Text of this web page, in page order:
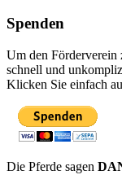
Spenden
Um den Förderverein
schnell und
Klicken Sie einfach
Die Pferde sagen